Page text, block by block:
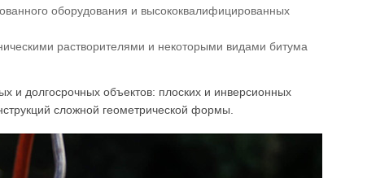
оборудования и высококвалифицированных
растворителями и некоторыми видами битума
и долгосрочных объектов: плоских и инверсионных
сложной геометрической формы.